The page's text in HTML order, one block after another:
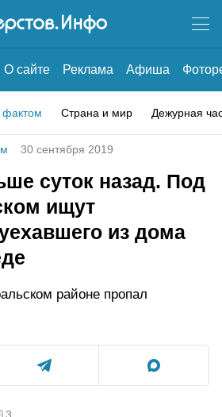
О сайте Реклама Афиша
Страна и мир Дежурная
30 сентября 2019
суток назад. Под
ищут
из дома
районе пропал